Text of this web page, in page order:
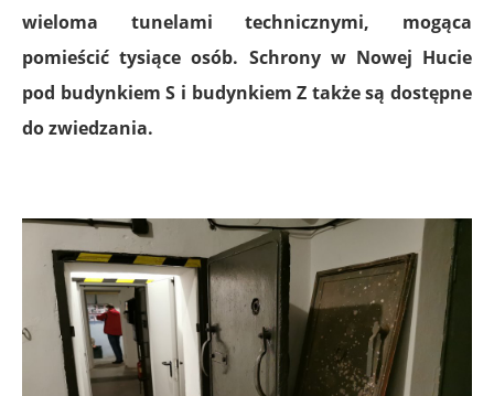
wieloma tunelami technicznymi, mogąca
pomieścić tysiące osób. Schrony w Nowej Hucie
pod budynkiem S i budynkiem Z także są dostępne
do zwiedzania.